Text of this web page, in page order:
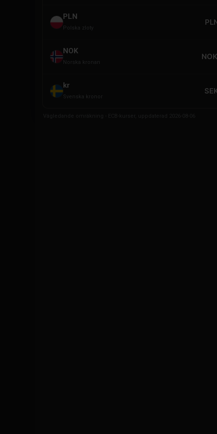
PLN
Polska zloty
NOK
Norska kronan
kr
Svenska kronor